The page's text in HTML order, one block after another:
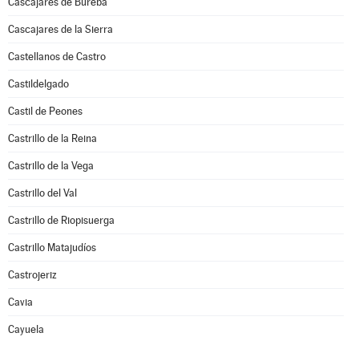
Cascajares de la Sierra
Castellanos de Castro
Castildelgado
Castil de Peones
Castrillo de la Reina
Castrillo de la Vega
Castrillo del Val
Castrillo de Riopisuerga
Castrillo Matajudíos
Castrojeriz
Cavia
Cayuela